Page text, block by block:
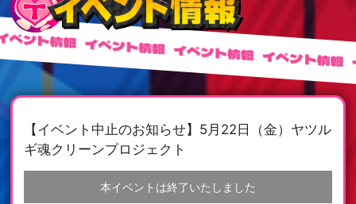
ント情報 イベント情報 イベント情報 イベント情報
【イベント中止のお知らせ】5月22日（金）ヤツル
ギ魂クリーンプロジェクト
本イベントは終了いたしました